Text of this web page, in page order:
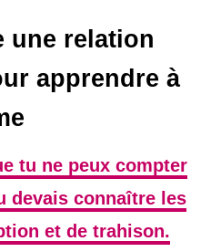
une relation
apprendre à
tu ne peux compter
devais connaître les
et de trahison.